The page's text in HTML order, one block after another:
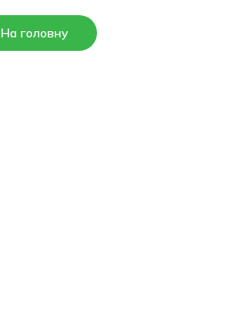
На головну